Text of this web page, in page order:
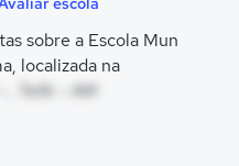
sobre a Escola Mun
localizada na
, Tefé - AM